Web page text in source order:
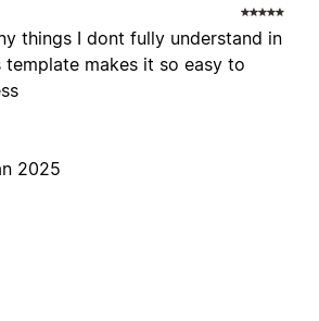
things I dont fully understand in
makes it so easy to
2025